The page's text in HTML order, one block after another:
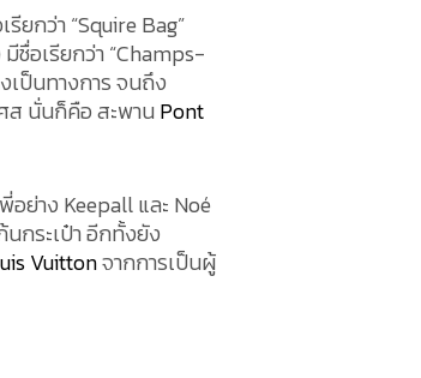
ยกว่า “Squire Bag”
ชื่อเรียกว่า “Champs-
เป็นทางการ จนถึง
ส นั่นก็คือ สะพานPont
อย่าง Keepall และ Noé
กระเป๋า อีกทั้งยัง
Vuittonจากการเป็นผู้